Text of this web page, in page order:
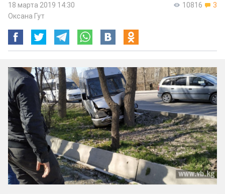
10816 3
18 марта 2019 14:30
Оксана Гут